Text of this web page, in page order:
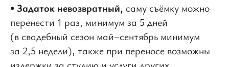
•Задаток невозвратный, саму съёмку можно
перенести 1 раз, минимум за 5 дней
(в свадебный сезон май–сентябрь минимум
за 2,5 недели), также при переносе возможны